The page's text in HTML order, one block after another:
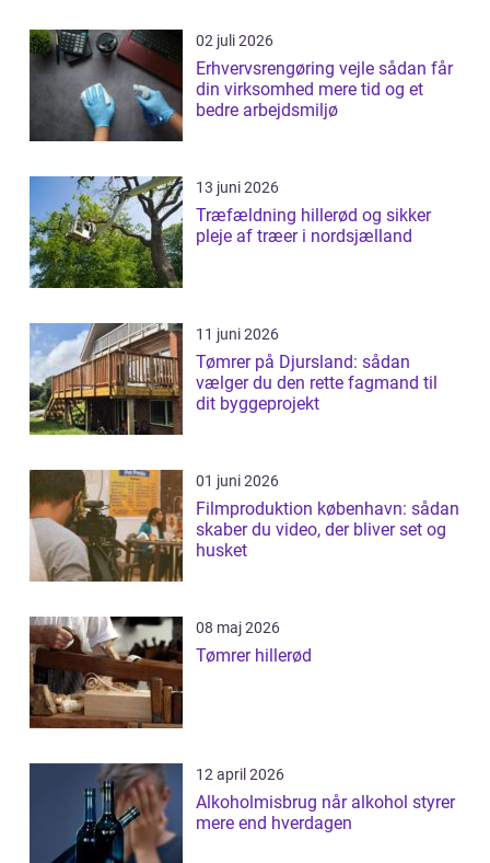
02 juli 2026
Erhvervsrengøring vejle sådan får
din virksomhed mere tid og et
bedre arbejdsmiljø
13 juni 2026
Træfældning hillerød og sikker
pleje af træer i nordsjælland
11 juni 2026
Tømrer på Djursland: sådan
vælger du den rette fagmand til
dit byggeprojekt
01 juni 2026
Filmproduktion københavn: sådan
skaber du video, der bliver set og
husket
08 maj 2026
Tømrer hillerød
12 april 2026
Alkoholmisbrug når alkohol styrer
mere end hverdagen